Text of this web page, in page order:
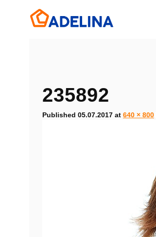
235892
Published 05.07.2017 at 640 × 800